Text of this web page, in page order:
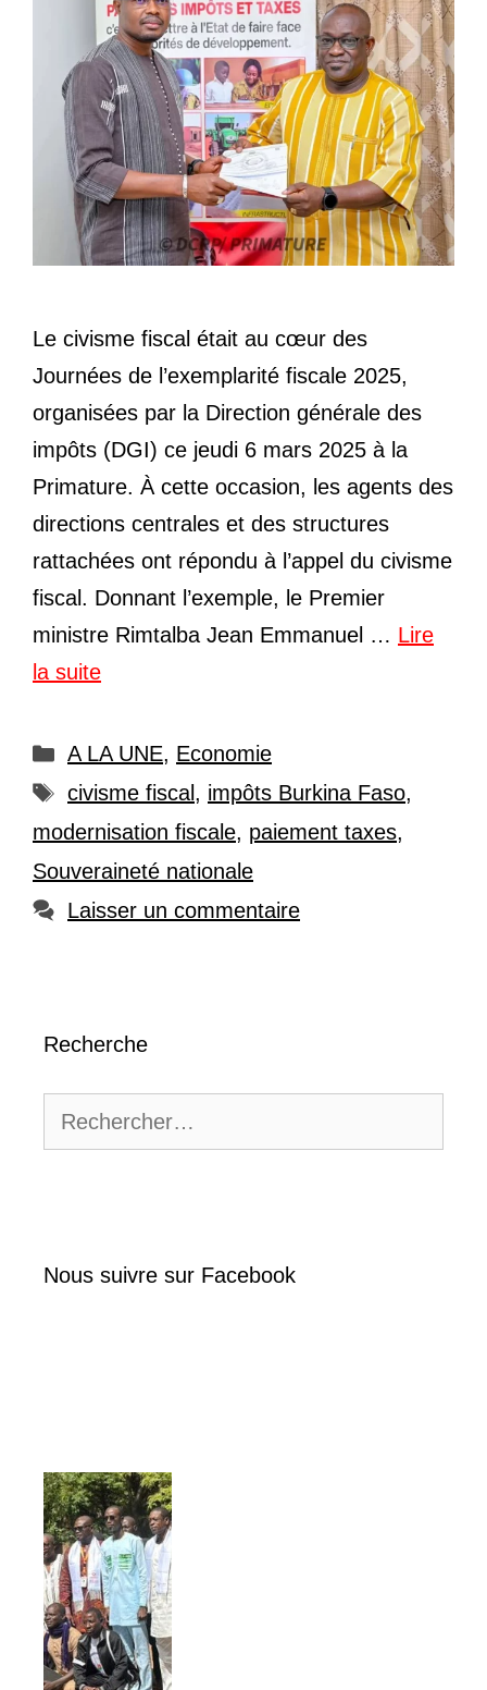
Le civisme fiscal était au cœur des
Journées de l’exemplarité fiscale 2025,
organisées par la Direction générale des
impôts (DGI) ce jeudi 6 mars 2025 à la
Primature. À cette occasion, les agents des
directions centrales et des structures
rattachées ont répondu à l’appel du civisme
fiscal. Donnant l’exemple, le Premier
ministre Rimtalba Jean Emmanuel … Lire
la suite
Catégories
A LA UNE, Economie
Étiquettes
civisme fiscal, impôts Burkina Faso,
modernisation fiscale, paiement taxes,
Souveraineté nationale
Laisser un commentaire
Recherche
Nous suivre sur Facebook